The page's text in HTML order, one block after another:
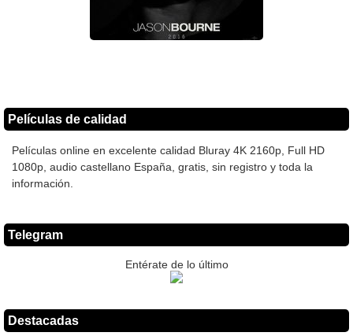
Películas de calidad
Películas online en excelente calidad Bluray 4K 2160p, Full HD
1080p, audio castellano España, gratis, sin registro y toda la
información.
Telegram
Entérate de lo último
Destacadas